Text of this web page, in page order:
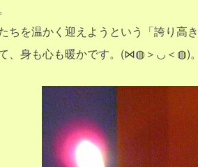
ちを温かく迎えようという「誇り高
、身も心も暖かです。(⋈◍＞◡＜